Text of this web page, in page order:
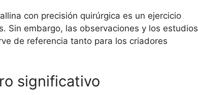
con precisión quirúrgica es un ejercicio
Sin embargo, las observaciones y los estudios
de referencia tanto para los criadores
significativo